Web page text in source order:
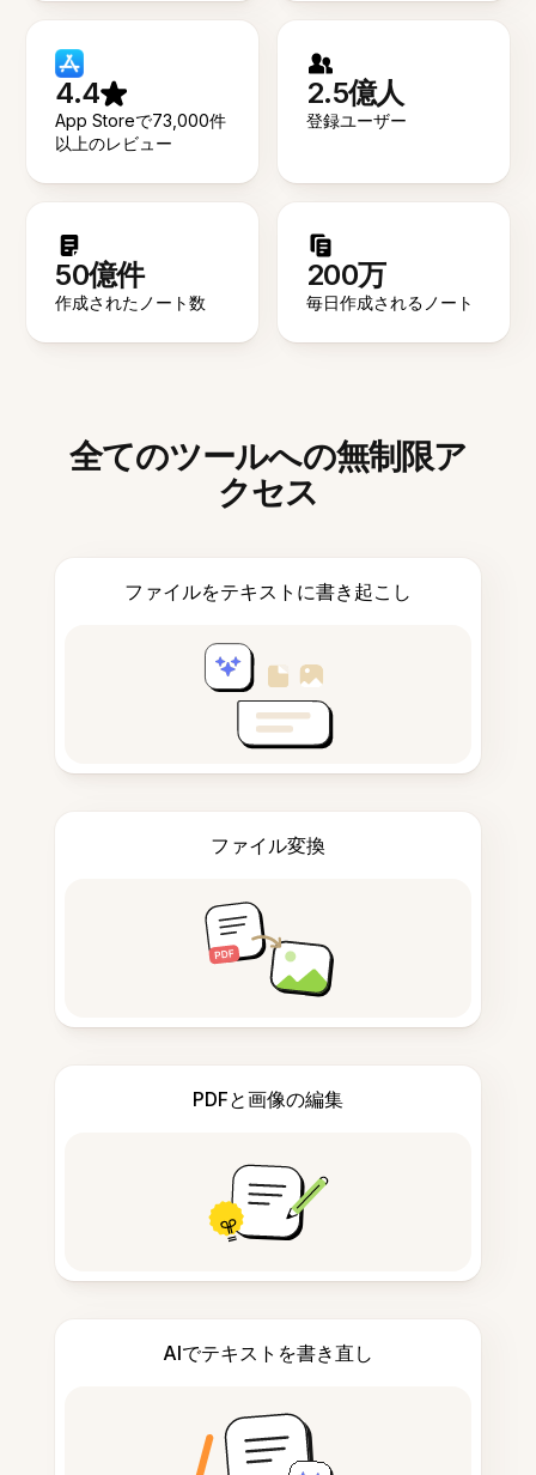
4.4
App Storeで73,000件
以上のレビュー
2.5億人
登録ユーザー
50億件
作成されたノート数
200万
毎日作成されるノート
全てのツールへの無制限ア
クセス
ファイルをテキストに書き起こし
ファイル変換
PDFと画像の編集
AIでテキストを書き直し